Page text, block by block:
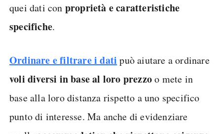
quei dati con proprietà e caratteristiche
specifiche.
Ordinare e filtrare i dati può aiutare a ordinare
voli diversi in base al loro prezzoo mete in
base alla loro distanza rispetto a uno specifico
punto di interesse. Ma anche di evidenziare